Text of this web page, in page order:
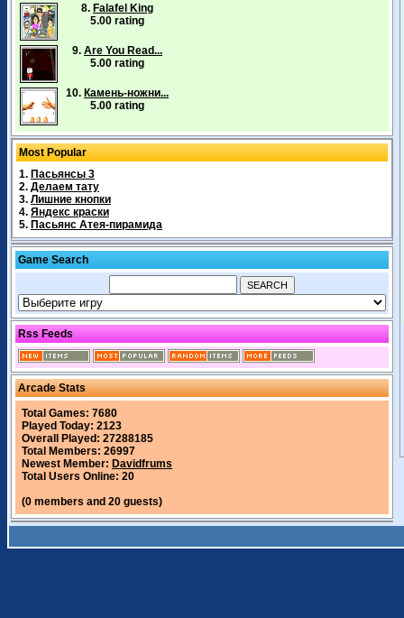
8. Falafel King
5.00 rating
9. Are You Read...
5.00 rating
10. Камень-ножни...
5.00 rating
Most Popular
1. Пасьянсы 3
2. Делаем тату
3. Лишние кнопки
4. Яндекс краски
5. Пасьянс Атея-пирамида
Game Search
Rss Feeds
Arcade Stats
Total Games: 7680
Played Today: 2123
Overall Played: 27288185
Total Members: 26997
Newest Member: Davidfrums
Total Users Online: 20
(0 members and 20 guests)